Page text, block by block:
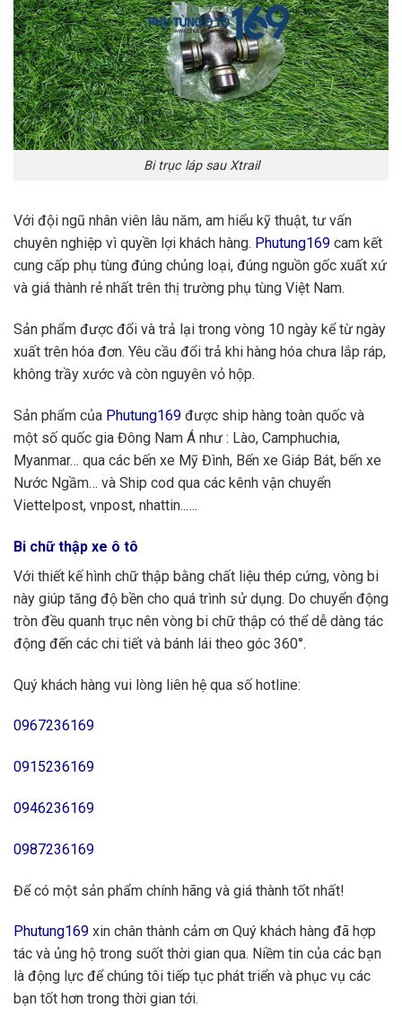
Bi trục láp sau Xtrail
Với đội ngũ nhân viên lâu năm, am hiểu kỹ thuật, tư vấn
chuyên nghiệp vì quyền lợi khách hàng. Phutung169 cam kết
cung cấp phụ tùng đúng chủng loại, đúng nguồn gốc xuất xứ
và giá thành rẻ nhất trên thị trường phụ tùng Việt Nam.
Sản phẩm được đổi và trả lại trong vòng 10 ngày kể từ ngày
xuất trên hóa đơn. Yêu cầu đổi trả khi hàng hóa chưa lắp ráp,
không trầy xước và còn nguyên vỏ hộp.
Sản phẩm của Phutung169 được ship hàng toàn quốc và
một số quốc gia Đông Nam Á như : Lào, Camphuchia,
Myanmar… qua các bến xe Mỹ Đình, Bến xe Giáp Bát, bến xe
Nước Ngầm… và Ship cod qua các kênh vận chuyển
Viettelpost, vnpost, nhattin..….
Bi chữ thập xe ô tô
Với thiết kế hình chữ thập bằng chất liệu thép cứng, vòng bi
này giúp tăng độ bền cho quá trình sử dụng. Do chuyển động
tròn đều quanh trục nên vòng bi chữ thập có thể dễ dàng tác
động đến các chi tiết và bánh lái theo góc 360°.
Quý khách hàng vui lòng liên hệ qua số hotline:
0967236169
0915236169
0946236169
0987236169
Để có một sản phẩm chính hãng và giá thành tốt nhất!
Phutung169 xin chân thành cảm ơn Quý khách hàng đã hợp
tác và ủng hộ trong suốt thời gian qua. Niềm tin của các bạn
là động lực để chúng tôi tiếp tục phát triển và phục vụ các
bạn tốt hơn trong thời gian tới.